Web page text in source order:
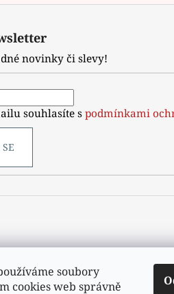
soubory
cookies web správně
novinky či slevy!
souhlasíte spodmínkami